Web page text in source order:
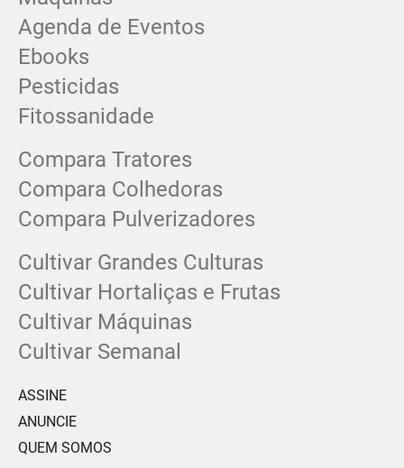
Agenda de Eventos
Ebooks
Pesticidas
Fitossanidade
Compara Tratores
Compara Colhedoras
Compara Pulverizadores
Cultivar Grandes Culturas
Cultivar Hortaliças e Frutas
Cultivar Máquinas
Cultivar Semanal
ASSINE
ANUNCIE
QUEM SOMOS